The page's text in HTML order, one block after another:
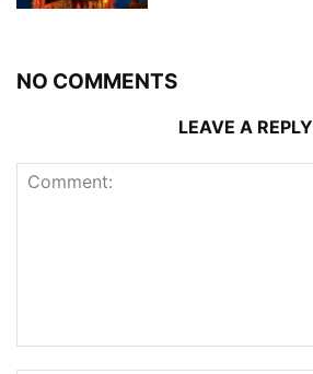
NO COMMENTS
LEAVE A REPLY